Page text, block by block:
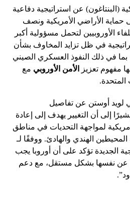
(البنتاغون) عن استراتيجية دفاعية
حماية الأراضي الأمريكية ونصف
الأوروبيين لتحمل مسؤولية أكبر
في ظل تزايد المخاوف بشأن
بما في ذلك النفوذ العسكري الصيني
مفهوم تعزيز
الأمن الأوروبي مع
المتحدة.
لويد أوستن عن تفاصيل
إلى أن التغيير يهدف إلى إعادة
لمواجهة التحديات في مناطق
الهندي والهادئ. ووفقًا لـ
الجديدة تؤكد على أن أوروبا يجب
عن نفسها بشكل مستقل، مع دعم